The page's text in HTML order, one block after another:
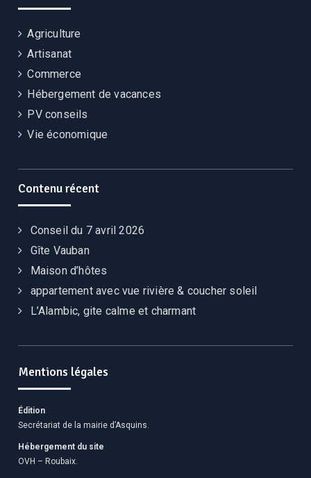
Agriculture
Artisanat
Commerce
Hébergement de vacances
PV conseils
Vie économique
Contenu récent
Conseil du 7 avril 2026
Gîte Vauban
Maison d’hôtes
appartement avec vue rivière & coucher soleil
L’Alambic, gite calme et charmant
Mentions légales
Édition
Secrétariat de la mairie d’Asquins.
Hébergement du site
OVH – Roubaix.